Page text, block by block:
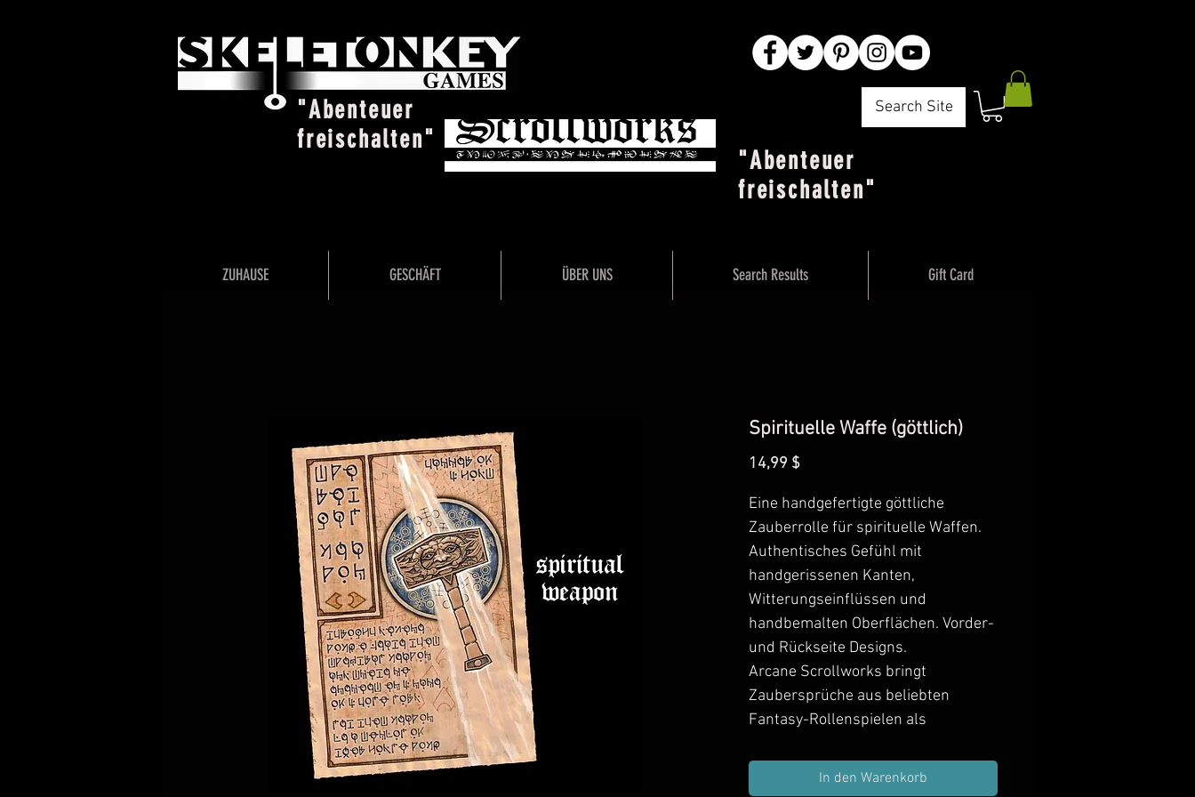
"Abenteuer
freischalten"
Search Site
"Abenteuer
freischalten"
Spirituelle Waffe (göttlich)
14,99 $Preis
Eine handgefertigte göttliche
Zauberrolle für spirituelle Waffen.
Authentisches Gefühl mit
handgerissenen Kanten,
Witterungseinflüssen und
handbemalten Oberflächen. Vorder-
und Rückseite Designs.
Arcane Scrollworks bringt
Zaubersprüche aus beliebten
Fantasy-Rollenspielen als
Spiele. Nehmen Sie sie in Ihre
nächste Schatzsuche auf, schenken
In den Warenkorb
ZUHAUSE GESCHÄFT ÜBER UNS Search Results Gift Card